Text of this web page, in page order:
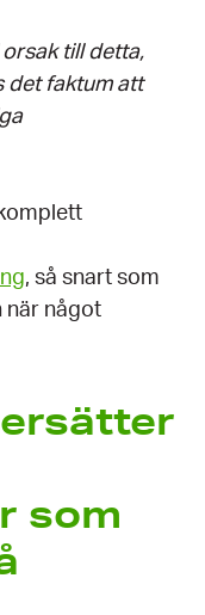
till detta,
det faktum att
, så snart som
när något
som